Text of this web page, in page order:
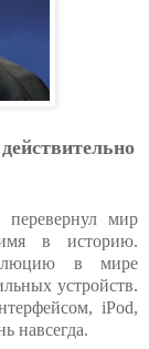
мир
в историю.
в мире
устройств.
iPod,
навсегда.